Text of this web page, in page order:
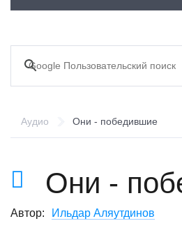
Аудио Они - победившие
Они -
Автор: Ильдар Аляутдинов